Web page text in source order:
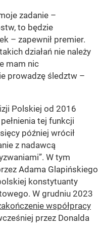
zadanie –
to będzie
– zapewnił premier.
działań nie należy
mam nic
prowadzę śledztw –
Polskiej od 2016
tej funkcji
później wrócił
z nadawcą
W tym
Adama Glapińskiego
konstytuanty
W grudniu 2023
współpracy
przez Donalda